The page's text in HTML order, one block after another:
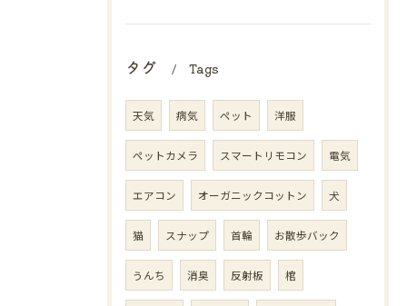
タグ Tags
天気 病気 ペット 洋服
ペットカメラ スマートリモコン 電気
エアコン オーガニックコットン 犬
猫 スナップ 首輪 お散歩バック
うんち 消臭 反射板 棺